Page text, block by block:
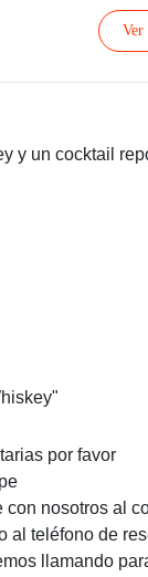
Ver
y un cocktail
por favor
con nosotros al
al teléfono de
llamando